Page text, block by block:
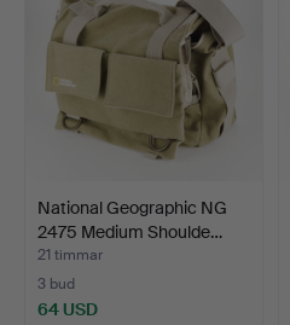
National Geographic NG
2475 Medium Shoulde…
21 timmar
3 bud
64 USD